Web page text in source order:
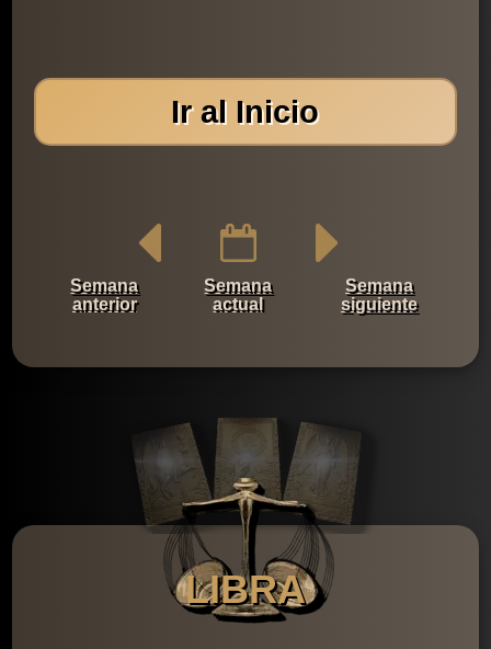
Ir al Inicio
Semana
anterior
Semana
actual
Semana
siguiente
LIBRA